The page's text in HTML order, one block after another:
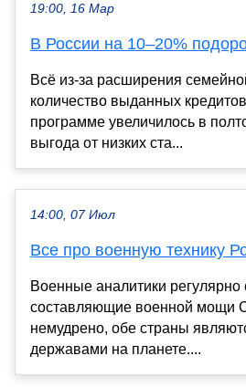
19:00, 16 Мар
В России на 10–20%
Всё из-за расширения
количество выданных
программе увеличилось в
выгода от низких ста...
14:00, 07 Июл
Все про военную технику
Военные аналитики
составляющие военной мощи
немудрено, обе страны
державами на планете....